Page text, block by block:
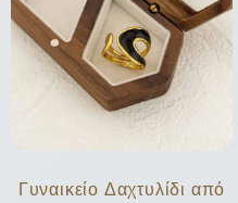
Γυναικείο Δαχτυλίδι από